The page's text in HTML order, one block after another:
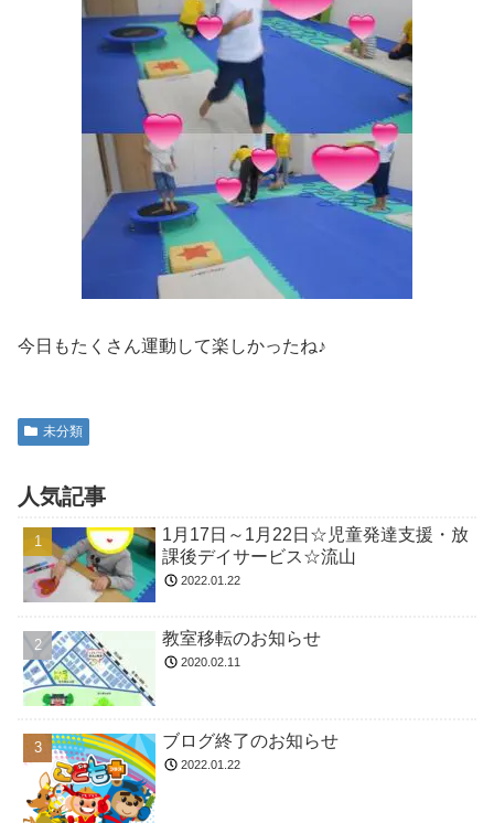
今日もたくさん運動して楽しかったね♪
未分類
人気記事
1月17日～1月22日☆児童発達支援・放
課後デイサービス☆流山
2022.01.22
教室移転のお知らせ
2020.02.11
ブログ終了のお知らせ
2022.01.22